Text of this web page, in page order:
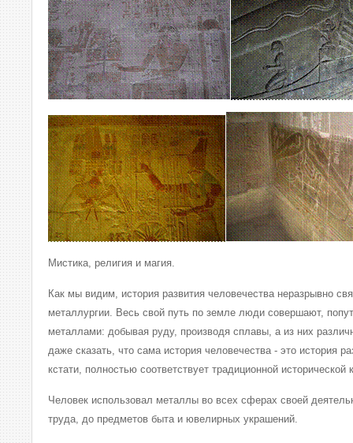
Мистика, религия и магия.
Как мы видим, история развития человечества неразрывно
металлургии. Весь свой путь по земле люди совершают,
металлами: добывая руду, производя сплавы, а из них
даже сказать, что сама история человечества - это история
кстати, полностью соответствует традиционной исторической
Человек использовал металлы во всех сферах своей
труда, до предметов быта и ювелирных украшений.